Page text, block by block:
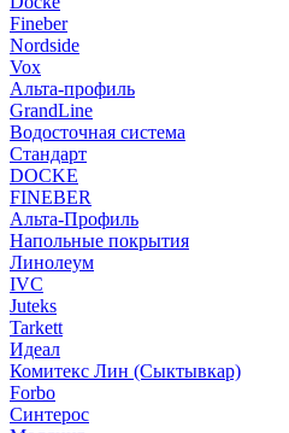
Fineber
Nordside
Vox
Альта-профиль
GrandLine
Водосточная система
Стандарт
DOCKE
FINEBER
Альта-Профиль
Напольные покрытия
Линолеум
IVC
Juteks
Tarkett
Идеал
Комитекс Лин (Сыктывкар)
Forbo
Синтерос